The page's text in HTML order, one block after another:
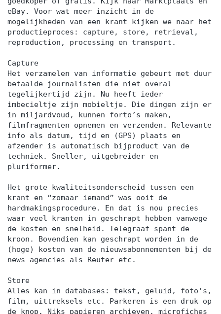
eBay. Voor wat meer inzicht in de
mogelijkheden van een krant kijken we naar het
productieproces: capture, store, retrieval,
reproduction, processing en transport.
Capture
Het verzamelen van informatie gebeurt met duur
betaalde journalisten die niet overal
tegelijkertijd zijn. Nu heeft ieder
imbecieltje zijn mobieltje. Die dingen zijn er
in miljardvoud, kunnen forto’s maken,
filmfragmenten opnemen en verzenden. Relevante
info als datum, tijd en (GPS) plaats en
afzender is automatisch bijproduct van de
techniek. Sneller, uitgebreider en
pluriformer.
Het grote kwaliteitsonderscheid tussen een
krant en “zomaar iemand” was ooit de
hardmakingsprocedure. En dat is nou precies
waar veel kranten in geschrapt hebben vanwege
de kosten en snelheid. Telegraaf spant de
kroon. Bovendien kan geschrapt worden in de
(hoge) kosten van de nieuwsabonnementen bij de
news agencies als Reuter etc.
Store
Alles kan in databases: tekst, geluid, foto’s,
film, uittreksels etc. Parkeren is een druk op
de knop. Niks papieren archieven, microfiches